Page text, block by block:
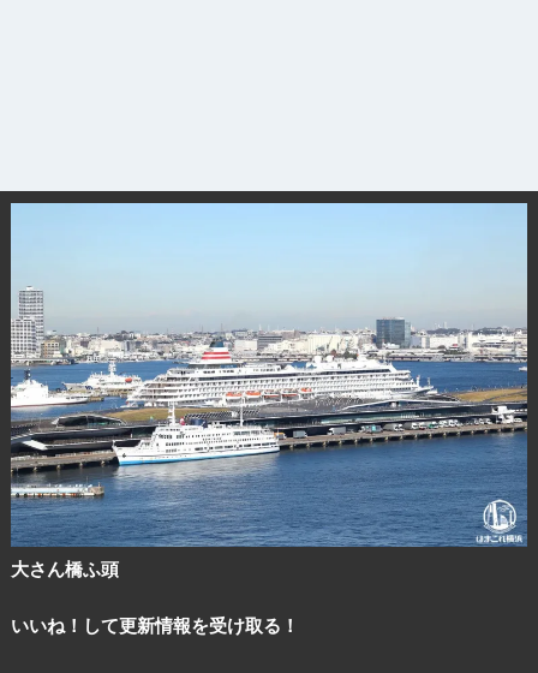
大さん橋ふ頭
いいね！して更新情報を受け取る！